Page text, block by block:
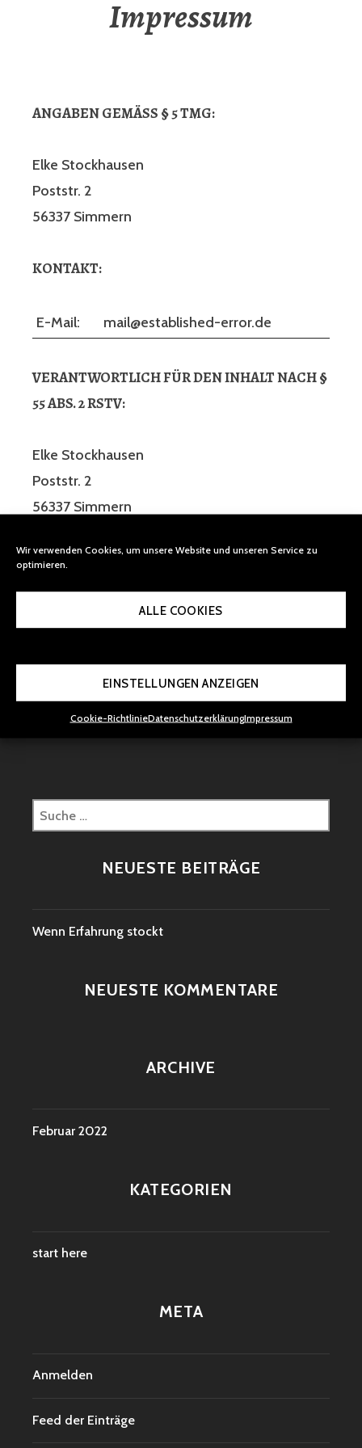
Wir verwenden Cookies, um unsere Website und unseren Service zu
optimieren.
ALLE COOKIES
EINSTELLUNGEN ANZEIGEN
Cookie-RichtlinieDatenschutzerklärungImpressum
Impressum
ANGABEN GEMÄSS § 5 TMG:
Elke Stockhausen
Poststr. 2
56337 Simmern
KONTAKT:
E-Mail: mail@established-error.de
VERANTWORTLICH FÜR DEN INHALT NACH §
55 ABS. 2 RSTV:
Elke Stockhausen
Poststr. 2
56337 Simmern
Der gesamte Inhalt dieser Webseite unterliegt
zum Schutz geistigen Eigentums, Elke
Suche
nach:
NEUESTE BEITRÄGE
Wenn Erfahrung stockt
NEUESTE KOMMENTARE
ARCHIVE
Februar 2022
KATEGORIEN
start here
META
Anmelden
Feed der Einträge